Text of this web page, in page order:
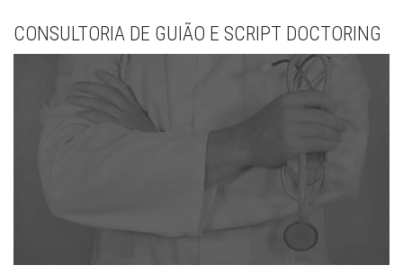
CONSULTORIA DE GUIÃO E SCRIPT DOCTORING